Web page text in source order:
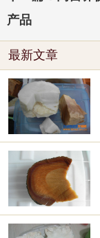
产品
最新文章